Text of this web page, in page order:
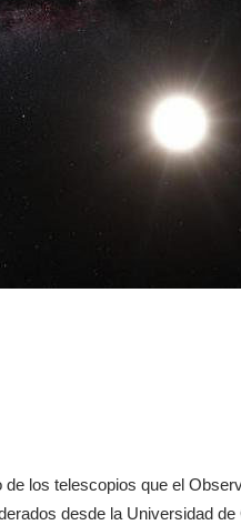
de los telescopios que el
desde la Universidad